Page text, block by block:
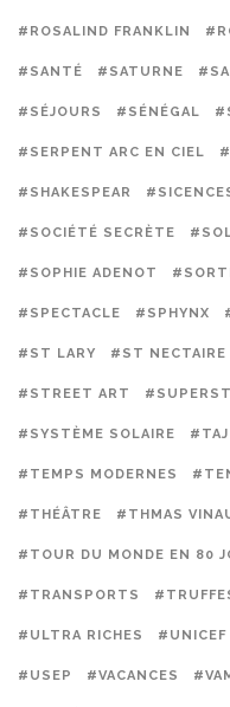
#ROSALIND FRANKLIN
#SANTÉ #SATURNE
#SÉJOURS #SÉNÉGAL
#SERPENT ARC EN CIEL
#SHAKESPEAR
#SOCIÉTÉ SECRÈTE
#SOPHIE ADENOT
#SPECTACLE #SPHYNX
#ST LARY #ST NECTAIRE
#STREET ART
#SYSTÈME SOLAIRE #TAJ
#TEMPS MODERNES
#THÉÂTRE #THMAS
#TOUR DU MONDE EN 80
#TRANSPORTS
#ULTRA RICHES #UNICEF
#USEP #VACANCES